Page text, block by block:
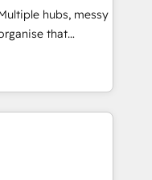
custom
stack. - Custom
and lead
setup across
scale, and
hubs, messy
HubSpot to work...
CRM
and team
Pipedrive,
for